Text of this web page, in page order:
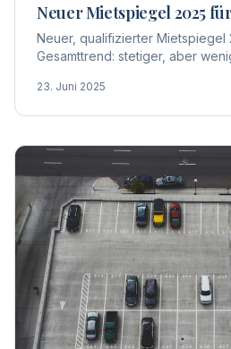
Neuer Mietspiegel 2025
Neuer, qualifizierter Mietspiegel
Gesamttrend: stetiger, aber
23. Juni 2025